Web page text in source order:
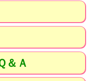
＆Ａ